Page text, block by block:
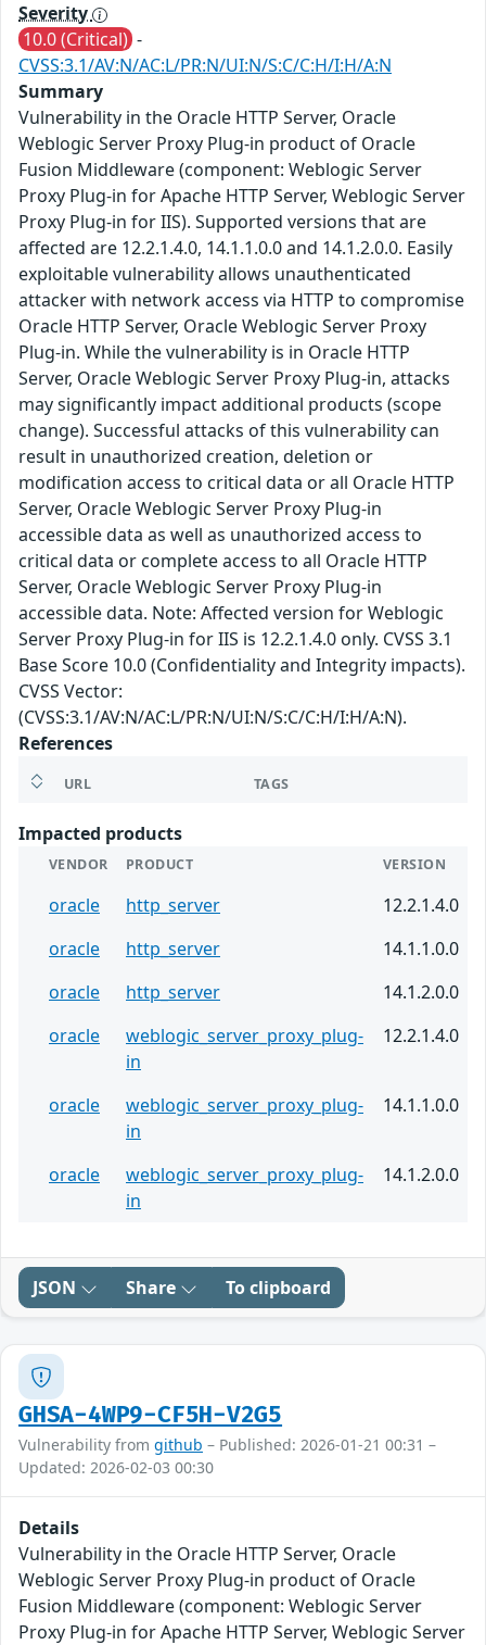
Severity
10.0 (Critical) -
CVSS:3.1/AV:N/AC:L/PR:N/UI:N/S:C/C:H/I:H/A:N
Summary
Vulnerability in the Oracle HTTP Server, Oracle
Weblogic Server Proxy Plug-in product of Oracle
Fusion Middleware (component: Weblogic Server
Proxy Plug-in for Apache HTTP Server, Weblogic Server
Proxy Plug-in for IIS). Supported versions that are
affected are 12.2.1.4.0, 14.1.1.0.0 and 14.1.2.0.0. Easily
exploitable vulnerability allows unauthenticated
attacker with network access via HTTP to compromise
Oracle HTTP Server, Oracle Weblogic Server Proxy
Plug-in. While the vulnerability is in Oracle HTTP
Server, Oracle Weblogic Server Proxy Plug-in, attacks
may significantly impact additional products (scope
change). Successful attacks of this vulnerability can
result in unauthorized creation, deletion or
modification access to critical data or all Oracle HTTP
Server, Oracle Weblogic Server Proxy Plug-in
accessible data as well as unauthorized access to
critical data or complete access to all Oracle HTTP
Server, Oracle Weblogic Server Proxy Plug-in
accessible data. Note: Affected version for Weblogic
Server Proxy Plug-in for IIS is 12.2.1.4.0 only. CVSS 3.1
Base Score 10.0 (Confidentiality and Integrity impacts).
CVSS Vector:
(CVSS:3.1/AV:N/AC:L/PR:N/UI:N/S:C/C:H/I:H/A:N).
References
URL TAGS
Impacted products
VENDOR PRODUCT VERSION
oracle http_server
12.2.1.4.0
oracle
http_server
14.1.1.0.0
oracle
http_server
14.1.2.0.0
oracle
weblogic_server_proxy_plug-
in
12.2.1.4.0
oracle
weblogic_server_proxy_plug-
in
14.1.1.0.0
oracle
weblogic_server_proxy_plug-
in
14.1.2.0.0
JSON Share To clipboard
GHSA-4WP9-CF5H-V2G5
Vulnerability from github – Published: 2026-01-21 00:31 –
Updated: 2026-02-03 00:30
Details
Vulnerability in the Oracle HTTP Server, Oracle
Weblogic Server Proxy Plug-in product of Oracle
Fusion Middleware (component: Weblogic Server
Proxy Plug-in for Apache HTTP Server, Weblogic Server